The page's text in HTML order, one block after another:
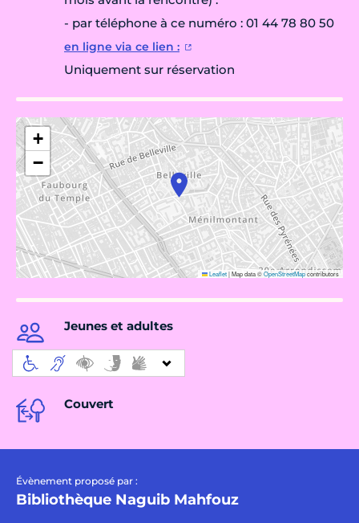
- par téléphone à ce numéro : 01 44 78 80 50
en ligne via ce lien :
Uniquement sur réservation
+
−
Leaflet|Map data ©OpenStreetMapcontributors
Jeunes et adultes
Couvert
Évènement proposé par :
Bibliothèque Naguib Mahfouz